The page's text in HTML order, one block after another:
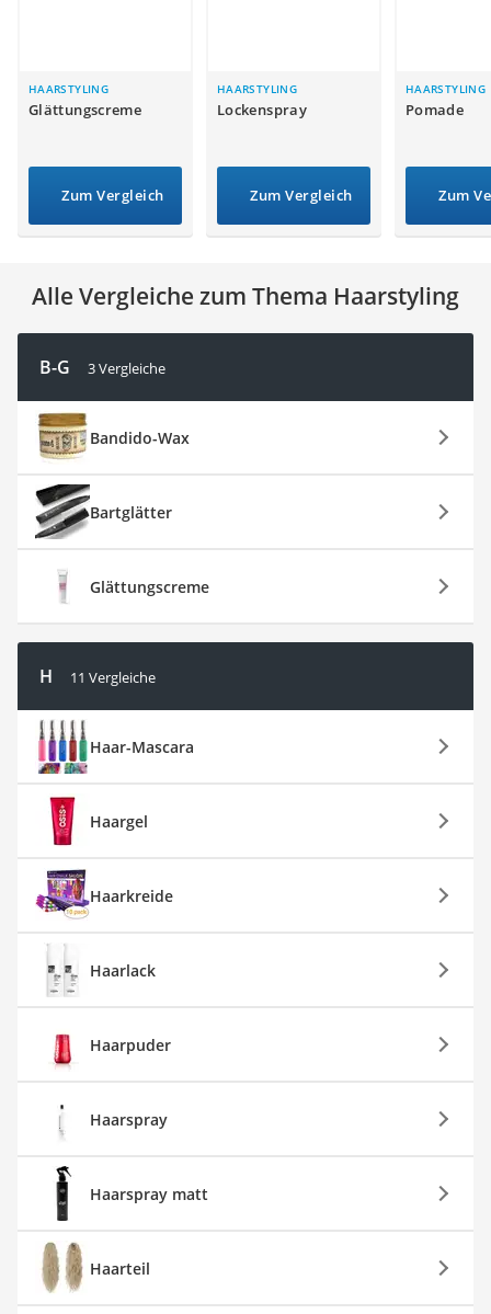
Massagegerät
Service
HAARSTYLING
Glättungscreme
Zum Vergleich
HAARSTYLING
Lockenspray
Zum Vergleich
HAARSTYLING
Pomade
Zum
Alle Vergleiche zum Thema Haarstyling
B-G 3 Vergleiche
Bandido-Wax
Bartglätter
Glättungscreme
H 11 Vergleiche
Haar-Mascara
Haargel
Haarkreide
Haarlack
Haarpuder
Haarspray
Haarspray matt
Haarteil